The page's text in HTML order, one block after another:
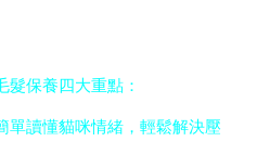
髮保養四大重點：
單讀懂貓咪情緒，輕鬆解決壓